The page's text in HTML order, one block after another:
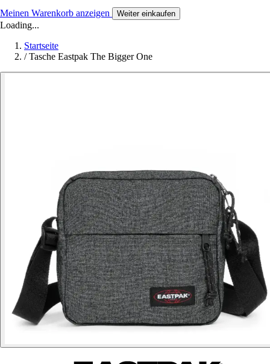
Meinen Warenkorb anzeigen Weiter einkaufen
Loading...
Startseite
/ Tasche Eastpak The Bigger One